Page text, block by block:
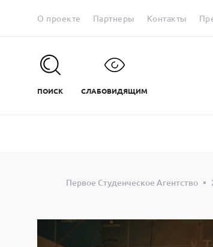
О проекте Партнеры Контакты
ПОИСК СЛАБОВИДЯЩИМ
Первое Студенческое Агентство